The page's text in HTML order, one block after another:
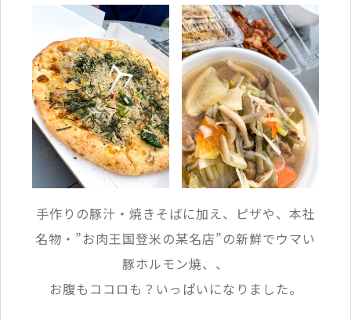
手作りの豚汁・焼きそばに加え、ピザや、本社
名物・”お肉王国登米の某名店”の新鮮でウマい
豚ホルモン焼、、
お腹もココロも？いっぱいになりました。